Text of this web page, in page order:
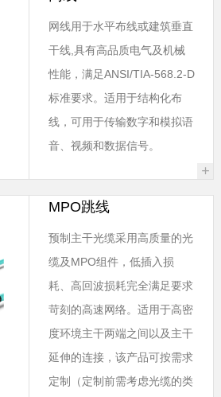
网线用于水平布线或建筑垂直
干线,具有高品质电气及机械
性能，满足ANSI/TIA-568.2-D
标准要求。适用于结构化布
线，可用于传输数字和模拟语
音、视频和数据信号。
+
MPO跳线
预制主干光缆采用高质量的光
缆及MPO组件，低插入损
耗、高回波损耗完全满足要求
苛刻的高速网络。适用于高密
度环境主干两端之间以及主干
延伸的连接，该产品可按需求
定制（定制前需考虑光缆的类